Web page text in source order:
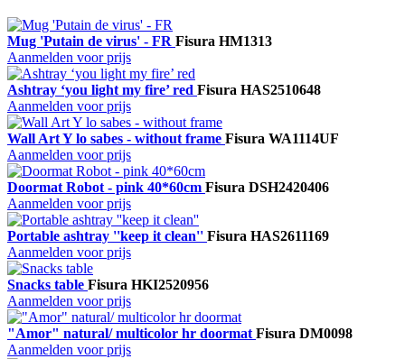
Mug 'Putain de virus' - FR Fisura HM1313
Aanmelden voor prijs
Ashtray ‘you light my fire’ red Fisura HAS2510648
Aanmelden voor prijs
Wall Art Y lo sabes - without frame Fisura WA1114UF
Aanmelden voor prijs
Doormat Robot - pink 40*60cm Fisura DSH2420406
Aanmelden voor prijs
Portable ashtray ''keep it clean'' Fisura HAS2611169
Aanmelden voor prijs
Snacks table Fisura HKI2520956
Aanmelden voor prijs
"Amor" natural/ multicolor hr doormatFisura DM0098
Aanmelden voor prijs